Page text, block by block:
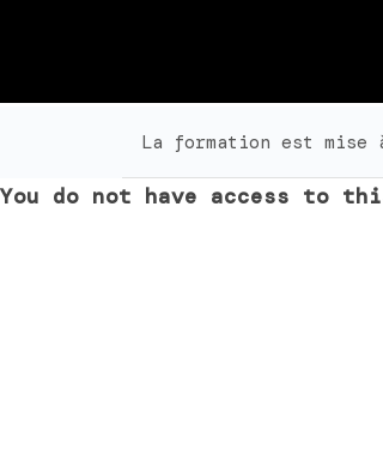
La formation est mise
You do not have access to